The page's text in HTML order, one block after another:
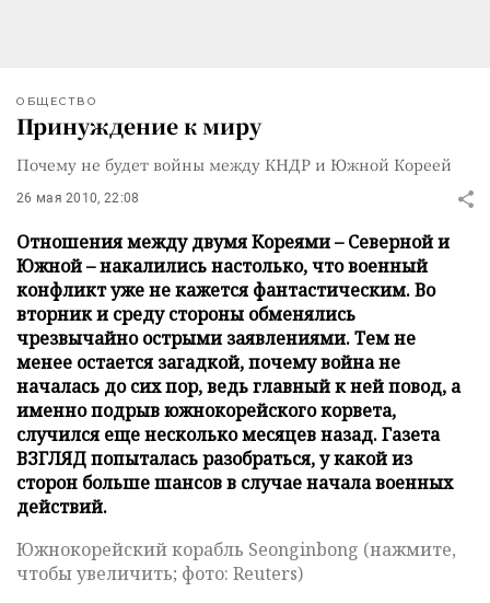
ОБЩЕСТВО
Принуждение к миру
Почему не будет войны между КНДР и Южной Кореей
26 мая 2010, 22:08
Отношения между двумя Кореями – Северной и
Южной – накалились настолько, что военный
конфликт уже не кажется фантастическим. Во
вторник и среду стороны обменялись
чрезвычайно острыми заявлениями. Тем не
менее остается загадкой, почему война не
началась до сих пор, ведь главный к ней повод, а
именно подрыв южнокорейского корвета,
случился еще несколько месяцев назад. Газета
ВЗГЛЯД попыталась разобраться, у какой из
сторон больше шансов в случае начала военных
действий.
Южнокорейский корабль Seonginbong (нажмите,
чтобы увеличить; фото: Reuters)